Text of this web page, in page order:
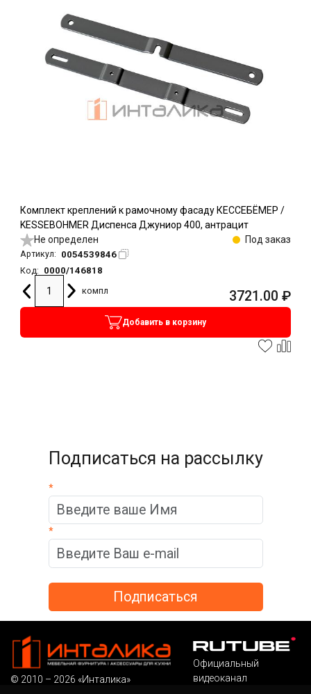
Комплект креплений к рамочному фасаду КЕССЕБЁМЕР /
KESSEBOHMER Диспенса Джуниор 400, антрацит
Не определен
Под заказ
Артикул: 0054539846
Код:
0000/146818
компл
3721.00 ₽
Добавить в корзину
Подписаться на рассылку
*
*
© 2010 – 2026 «Инталика»
Официальный
видеоканал